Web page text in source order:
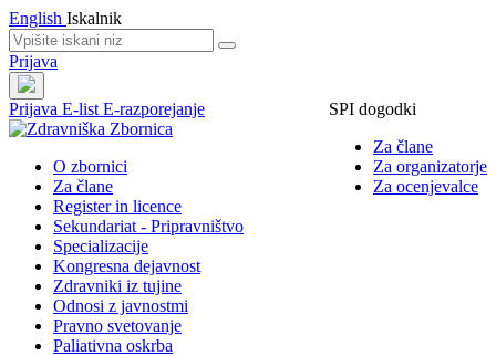
English Iskalnik
Prijava
Prijava
SPI dogodki
Za člane
Za organizatorje
Za ocenjevalce
E-list E-razporejanje
O zbornici
Za člane
Register in licence
Sekundariat - Pripravništvo
Specializacije
Kongresna dejavnost
Zdravniki iz tujine
Odnosi z javnostmi
Pravno svetovanje
Paliativna oskrba